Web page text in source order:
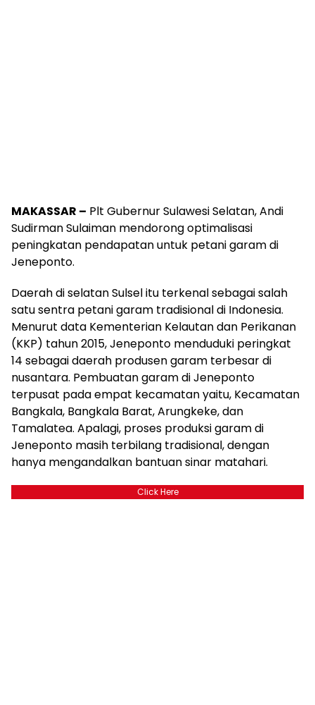
MAKASSAR – Plt Gubernur Sulawesi Selatan, Andi
Sudirman Sulaiman mendorong optimalisasi
peningkatan pendapatan untuk petani garam di
Jeneponto.
Daerah di selatan Sulsel itu terkenal sebagai salah
satu sentra petani garam tradisional di Indonesia.
Menurut data Kementerian Kelautan dan Perikanan
(KKP) tahun 2015, Jeneponto menduduki peringkat
14 sebagai daerah produsen garam terbesar di
nusantara. Pembuatan garam di Jeneponto
terpusat pada empat kecamatan yaitu, Kecamatan
Bangkala, Bangkala Barat, Arungkeke, dan
Tamalatea. Apalagi, proses produksi garam di
Jeneponto masih terbilang tradisional, dengan
hanya mengandalkan bantuan sinar matahari.
Click Here